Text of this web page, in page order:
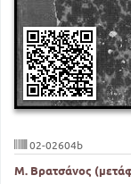
02-02604b
Μ. Βρατσάνος